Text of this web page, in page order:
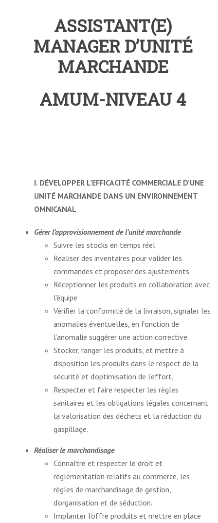
ASSISTANT(E)
MANAGER D’UNITÉ
MARCHANDE
AMUM-NIVEAU 4
I. DÉVELOPPER L’EFFICACITÉ COMMERCIALE D’UNE
UNITÉ MARCHANDE DANS UN ENVIRONNEMENT
OMNICANAL
Gérer l’approvisionnement de l’unité marchande
Suivre les stocks en temps réel
Réaliser des inventaires pour valider les
commandes et proposer des ajustements
Réceptionner les produits en collaboration avec
l’équipe
Vérifier la conformité de la livraison, signaler les
anomalies éventuelles, en fonction de
l’anomalie suggérer une action corrective.
Stocker, ranger les produits, et mettre à
disposition les produits dans le respect de la
sécurité et d’optimisation de l’effort.
Respecter et faire respecter les règles
sanitaires et les obligations légales concernant
la valorisation des déchets et la réduction du
gaspillage.
Réaliser le marchandisage
Connaître et respecter le droit et
règlementation relatifs au commerce, les
règles de marchandisage de gestion,
d’organisation et de séduction.
Implanter l’offre produits et mettre en place